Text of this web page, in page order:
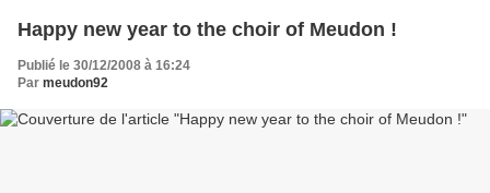
Happy new year to the choir of Meudon !
Publié le 30/12/2008 à 16:24
Par meudon92